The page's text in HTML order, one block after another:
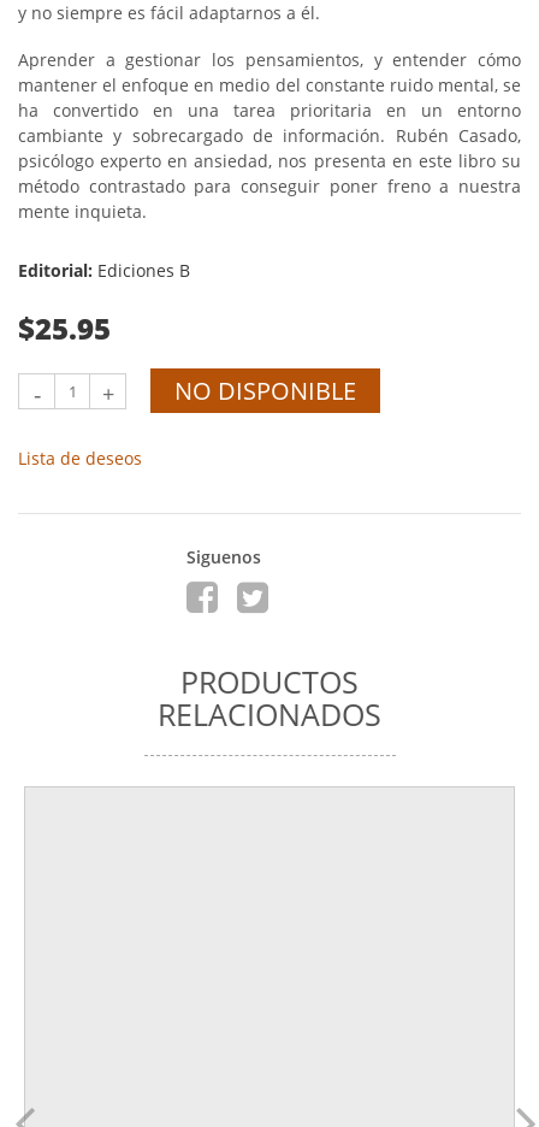
y no siempre es fácil adaptarnos a él.
Aprender a gestionar los pensamientos, y entender cómo
mantener el enfoque en medio del constante ruido mental, se
ha convertido en una tarea prioritaria en un entorno
cambiante y sobrecargado de información. Rubén Casado,
psicólogo experto en ansiedad, nos presenta en este libro su
método contrastado para conseguir poner freno a nuestra
mente inquieta.
Editorial: Ediciones B
$25.95
- + NO DISPONIBLE
Lista de deseos
Siguenos
PRODUCTOS
RELACIONADOS